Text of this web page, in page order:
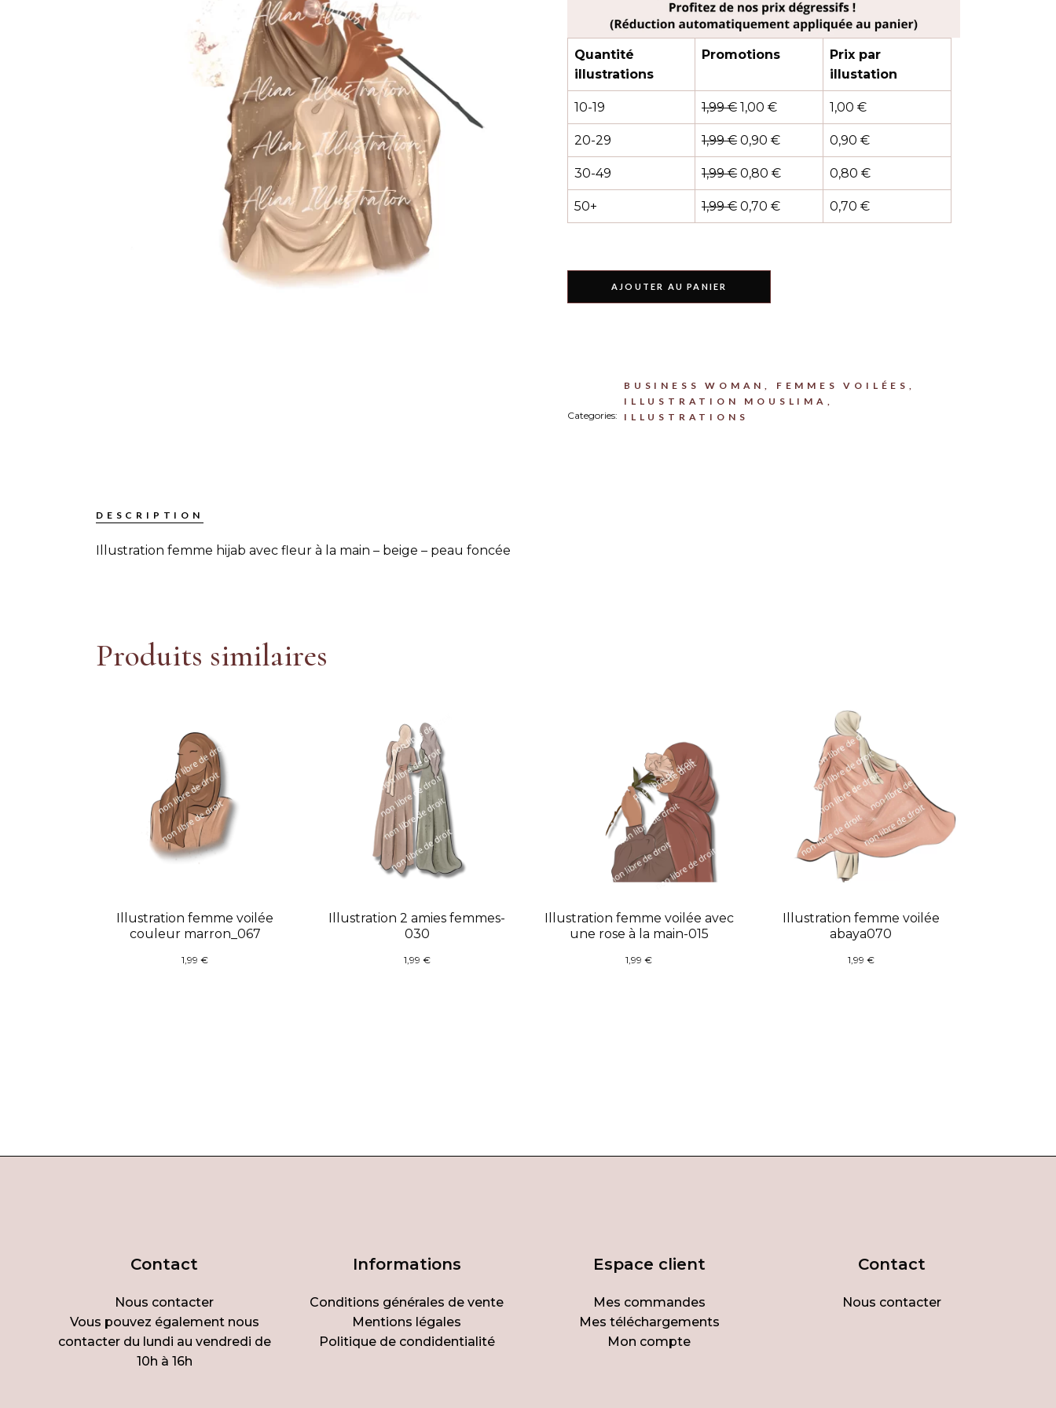
OBJETS
ÉVÉNEMENTS
ISLAM
ENTREPRENEUSES
VOYAGE VACANCE
ENTREPRENEUSES
VOYAGE VACANCE
Quantité
illustrations
Promotions
Prix par
illustation
10-19 1,99€ 1,00€ 1,00€
20-29 1,99€ 0,90€ 0,90€
30-49 1,99€ 0,80€ 0,80€
50+ 1,99€ 0,70€ 0,70€
AJOUTER AU PANIER
Categories:
BUSINESS WOMAN, FEMMES VOILÉES,
ILLUSTRATION MOUSLIMA ,
ILLUSTRATIONS
DESCRIPTION
Illustration femme hijab avec fleur à la main – beige – peau foncée
Produits similaires
Illustration femme voilée
couleur marron_067
1,99€
Illustration 2 amies femmes-
030
1,99 €
Illustration femme voilée avec
une rose à la main-015
1,99€
Illustration femme voilée
abaya070
1,99 €
Contact
Nous contacter
Vous pouvez également nous
contacter du lundi au vendredi de
10h à 16h
Informations
Conditions générales de vente
Mentions légales
Politique de condidentialité
Espace client
Mes commandes
Mes téléchargements
Mon compte
Contact
Nous contacter